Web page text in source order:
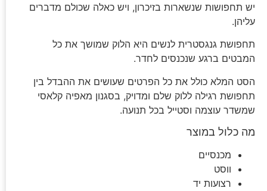
יש תחפושות שנשארות בזיכרון, ויש כאלה שכולם מדברים
עליהן.
תחפושת גנגסטרית לנשים היא הלוק שמושך את כל
המבטים ברגע שנכנסים לחדר.
הסט המלא כולל את כל הפרטים שעושים את ההבדל בין
תחפושת רגילה ללוק שלם ומדויק, בסגנון מאפיה קלאסי
שמשדר עוצמה וסטייל בכל תנועה.
מה כלול במוצר
מכנסיים
ווסט
רצועות יד